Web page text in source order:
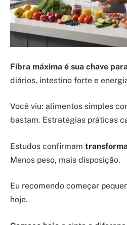
Fibra máxima é sua chave
diários, intestino forte e
Você viu: alimentos simples
bastam. Estratégias práticas
Estudos confirmam
Menos peso, mais disposição.
Eu recomendo começar
hoje.